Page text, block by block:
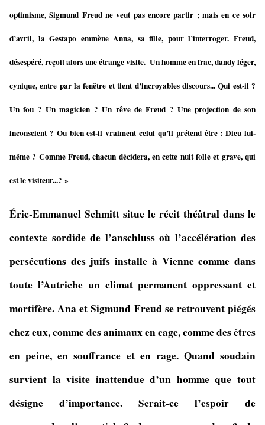
optimisme, Sigmund Freud ne veut pas encore partir ; mais en ce soir
d’avril, la Gestapo emmène Anna, sa fille, pour l’interroger. Freud,
désespéré, reçoit alors une étrange visite. Un homme en frac, dandy léger,
cynique, entre par la fenêtre et tient d’incroyables discours... Qui est-il ?
Un fou ? Un magicien ? Un rêve de Freud ? Une projection de son
inconscient ? Ou bien est-il vraiment celui qu’il prétend être : Dieu lui-
même ? Comme Freud, chacun décidera, en cette nuit folle et grave, qui
est le visiteur...? »
Éric-Emmanuel Schmitt situe le récit théâtral dans le
contexte sordide de l’anschluss où l’accélération des
persécutions des juifs installe à Vienne comme dans
toute l’Autriche un climat permanent oppressant et
mortifère. Ana et Sigmund Freud se retrouvent piégés
chez eux, comme des animaux en cage, comme des êtres
en peine, en souffrance et en rage. Quand soudain
survient la visite inattendue d’un homme que tout
désigne d’importance. Serait-ce l’espoir de